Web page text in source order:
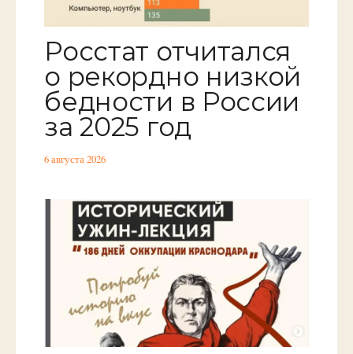
Росстат отчитался
о рекордно низкой
бедности в России
за 2025 год
6 августа 2026